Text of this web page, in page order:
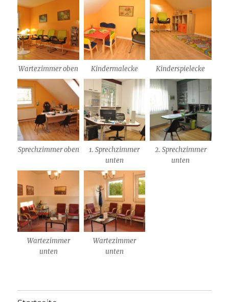
Wartezimmer oben Kindermalecke Kinderspielecke
Sprechzimmer oben
1. Sprechzimmer
unten
2. Sprechzimmer
unten
Wartezimmer
unten
Wartezimmer
unten